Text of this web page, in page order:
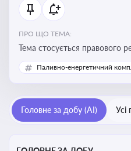
ПРО ЩО ТЕМА:
Тема стосується правового
теплопостачання в
енергетичної безпеки,
комунальних послуг
Паливно-енергетичний
Головне за добу (AI) Усі